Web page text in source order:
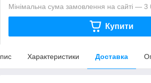
Мінімальна сума замовлення на сайті — 3
Купити
Характеристики Доставка